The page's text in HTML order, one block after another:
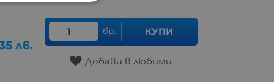
лв.
бр. КУПИ
Добави в любими